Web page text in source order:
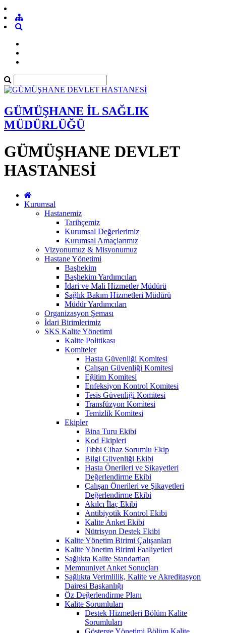
GÜMÜŞHANE İL SAĞLIK
MÜDÜRLÜĞÜ
GÜMÜŞHANE DEVLET
HASTANESİ
Kurumsal
Hastanemiz
Tarihçemiz
Kurumsal Değerlerimiz
Kurumsal Amaçlarımız
Vizyonumuz & Misyonumuz
Hastane Yönetimi
Başhekim
Başhekim Yardımcıları
İdari ve Mali Hizmetler Müdürü
Sağlık Bakım Hizmetleri Müdürü
Müdür Yardımcıları
Organizasyon Şeması
İdari Birimlerimiz
SKS Kalite Yönetimi
Kalite Politikası
Komiteler
Hasta Güvenliği Komitesi
Çalışan Güvenliği Komitesi
Eğitim Komitesi
Enfeksiyon Kontrol Komitesi
Tesis Güvenliği Komitesi
Transfüzyon Komitesi
Temizlik Komitesi
Ekipler
Bina Turu Ekibi
Kod Ekipleri
Tıbbi Cihaz Sorumlu Ekip
Bilgi Güvenliği Ekibi
Hasta Önerileri ve Şikayetleri
Değerlendirme Ekibi
Çalışan Önerileri ve Şikayetleri
Değerlendirme Ekibi
Akılcı İlaç Ekibi
Antibiyotik Kontrol Ekibi
Kalite Anket Ekibi
Nütrisyon Destek Ekibi
Kalite Yönetim Birimi Çalışanları
Kalite Yönetim Birimi Faaliyetleri
Sağlıkta Kalite Standartları
Memnuniyet Anket Sonuçları
Sağlıkta Verimlilik, Kalite ve Akreditasyon
Dairesi Başkanlığı
Öz Değerlendirme Planı
Kalite Sorumluları
Destek Hizmetleri Bölüm Kalite
Sorumluları
Gösterge Yönetimi Bölüm Kalite